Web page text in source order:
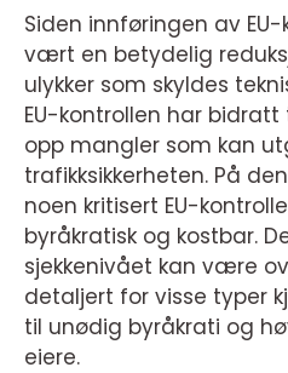
Siden innføringen av
vært en betydelig
ulykker som skyldes
EU-kontrollen har
opp mangler som kan
trafikksikkerheten. På
noen kritisert EU-
byråkratisk og kostbar.
sjekkenivået kan være
detaljert for visse typer
til unødig byråkrati og
eiere.